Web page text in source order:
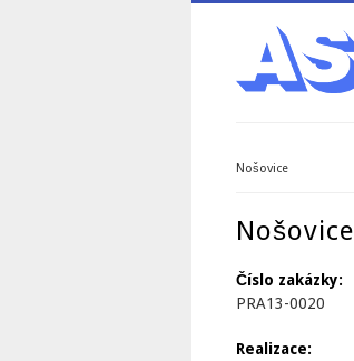
Nošovice
Nošovice
Číslo zakázky:
PRA13-0020
Realizace: